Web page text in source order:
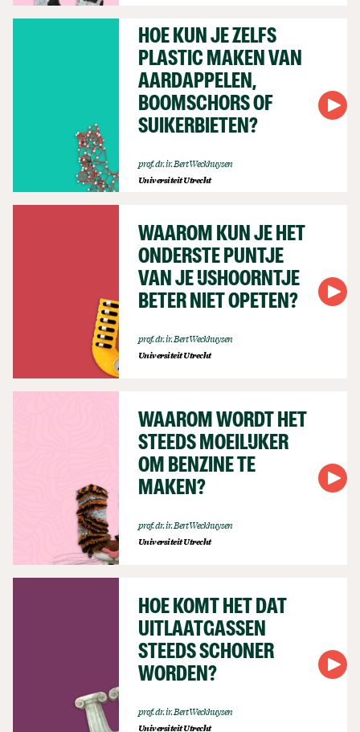
HOE KUN JE ZELFS
PLASTIC MAKEN VAN
AARDAPPELEN,
BOOMSCHORS OF
SUIKERBIETEN?
prof. dr. ir. Bert Weckhuysen
Universiteit Utrecht
WAAROM KUN JE HET
ONDERSTE PUNTJE
VAN JE IJSHOORNTJE
BETER NIET OPETEN?
prof. dr. ir. Bert Weckhuysen
Universiteit Utrecht
WAAROM WORDT HET
STEEDS MOEILIJKER
OM BENZINE TE
MAKEN?
prof. dr. ir. Bert Weckhuysen
Universiteit Utrecht
HOE KOMT HET DAT
UITLAATGASSEN
STEEDS SCHONER
WORDEN?
prof. dr. ir. Bert Weckhuysen
Universiteit Utrecht